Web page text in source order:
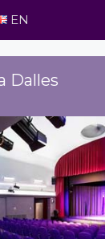
EN
Dalles